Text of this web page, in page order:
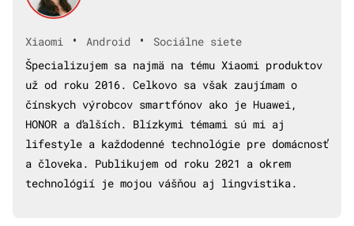
Xiaomi • Android •
Sociálne siete
Špecializujem sa najmä na tému Xiaomi produktov
už od roku 2016. Celkovo sa však zaujímam o
čínskych výrobcov smartfónov ako je Huawei,
HONOR a ďalších. Blízkymi témami sú mi aj
lifestyle a každodenné technológie pre domácnosť
a človeka. Publikujem od roku 2021 a okrem
technológií je mojou vášňou aj lingvistika.